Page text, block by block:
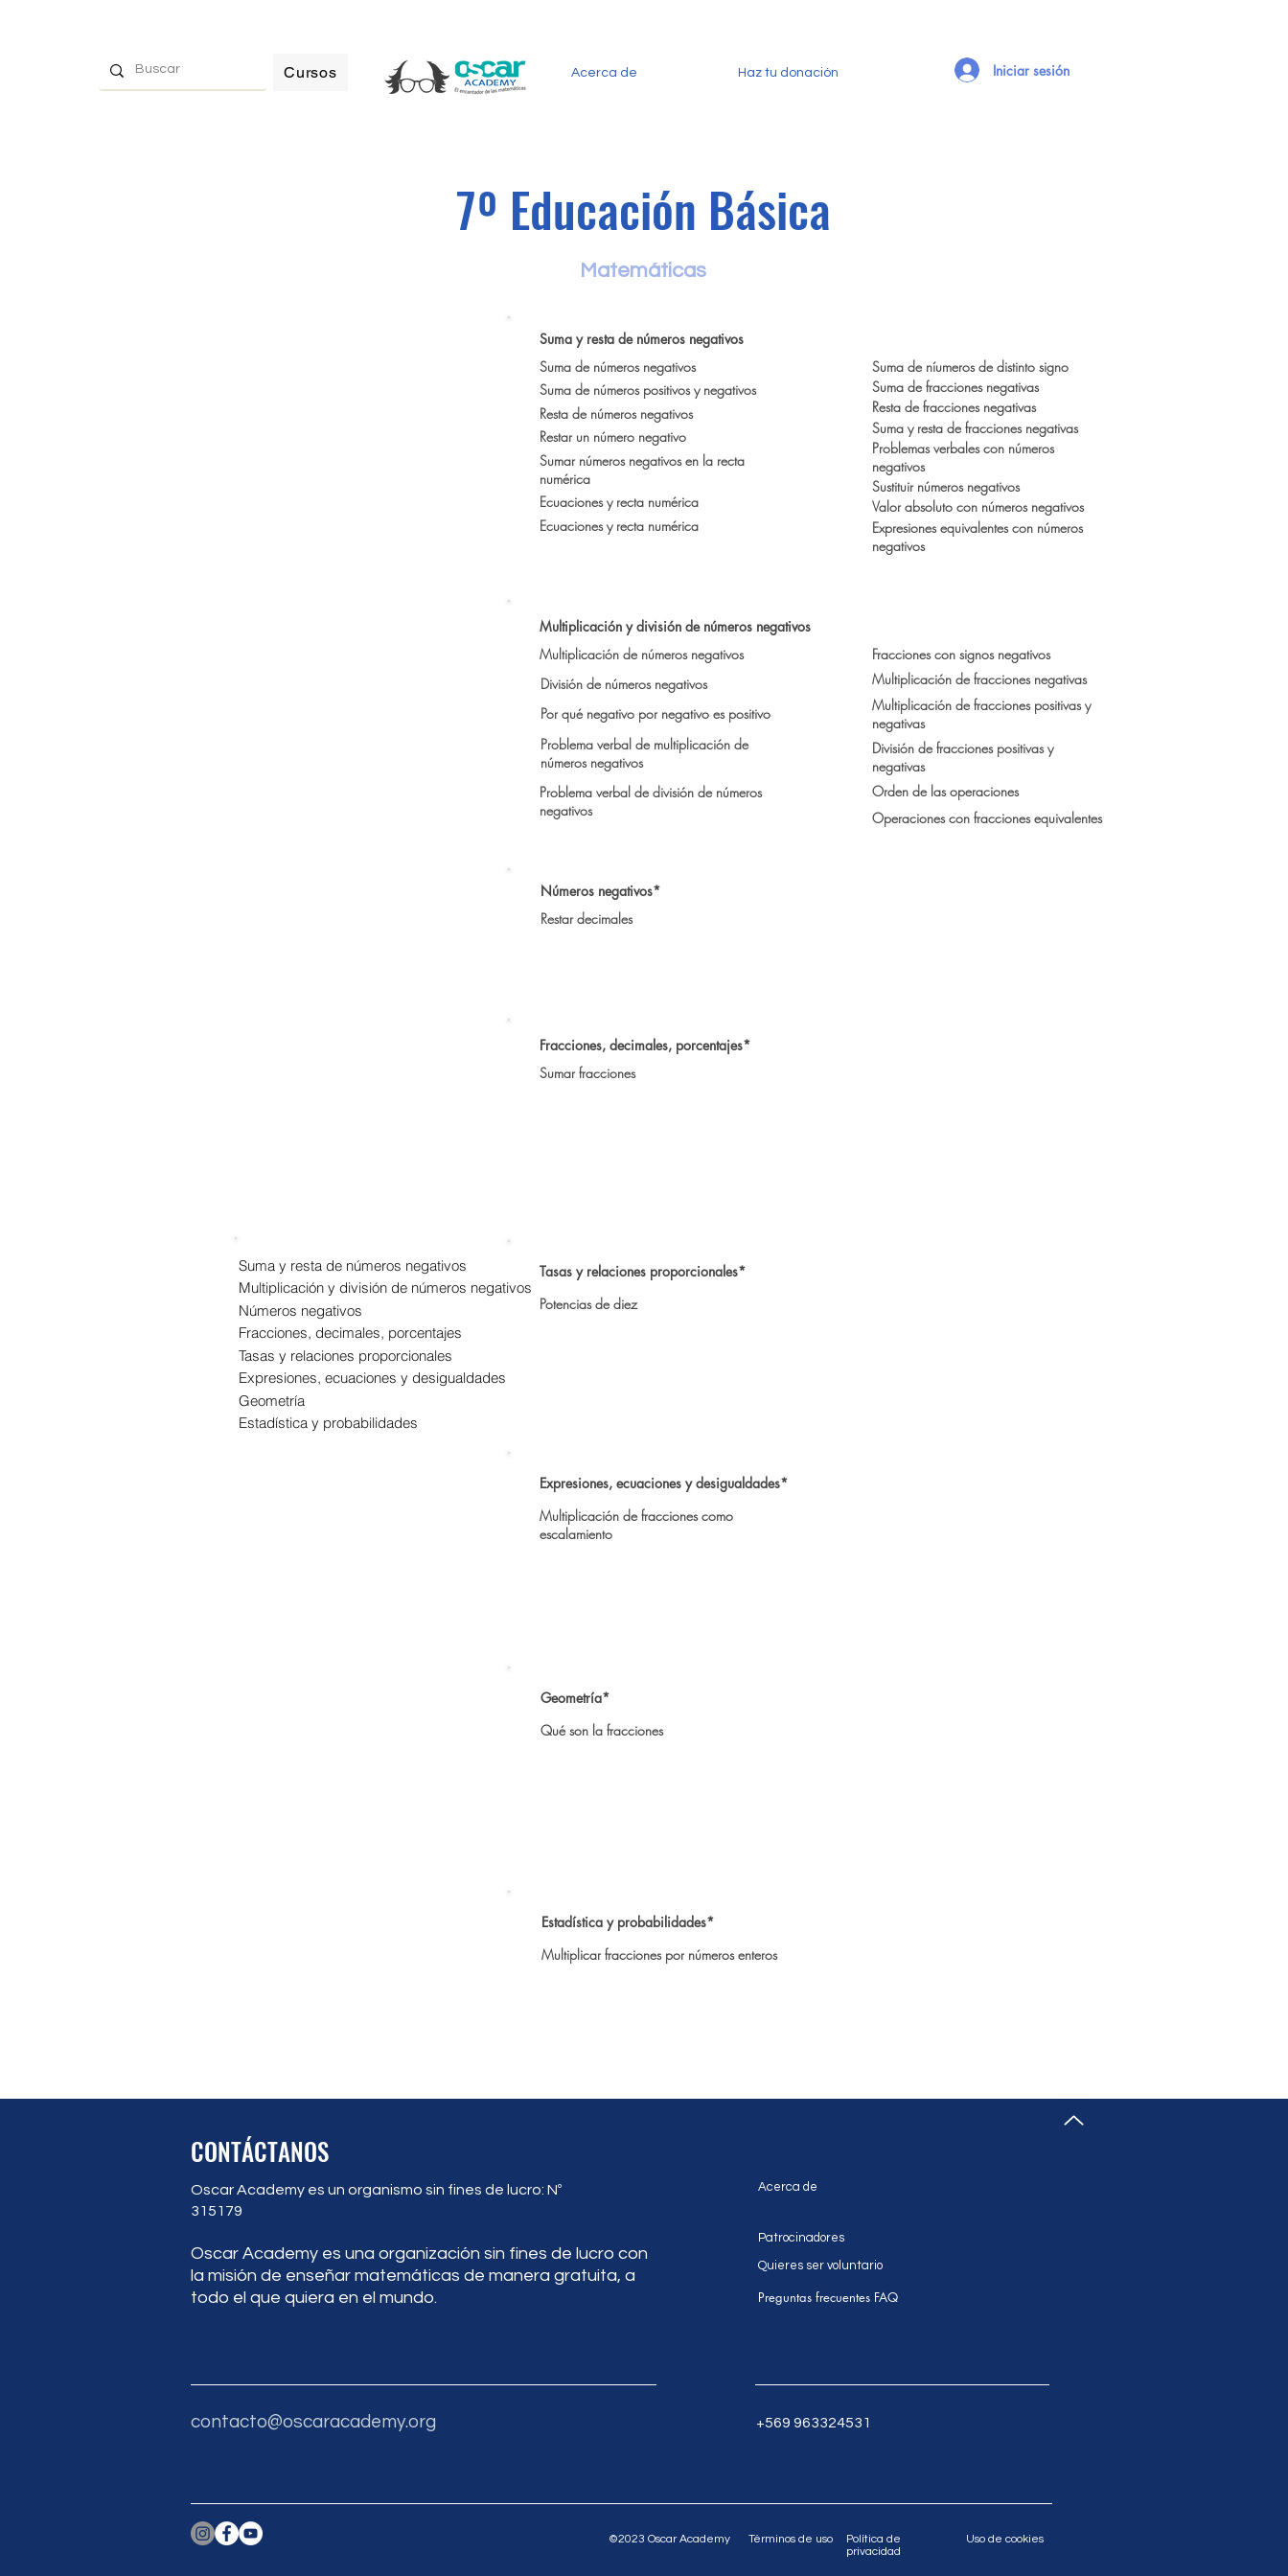
Cursos Acerca de Haz tu donación Iniciar sesión
Suma y resta de números negativos
Multiplicación y división de números negativos
Números negativos
Fracciones, decimales, porcentajes
Tasas y relaciones proporcionales
Expresiones, ecuaciones y desigualdades
Geometría
Estadística y probabilidades
7º Educación Básica
Matemáticas
Suma y resta de números negativos
Suma de números negativos
Suma de números positivos y negativos
Resta de números negativos
Restar un número negativo
Sumar números negativos en la recta
numérica
Ecuaciones y recta numérica
Ecuaciones y recta numérica
Suma de níumeros de distinto signo
Suma de fracciones negativas
Resta de fracciones negativas
Suma y resta de fracciones negativas
Problemas verbales con números
negativos
Sustituir números negativos
Valor absoluto con números negativos
Expresiones equivalentes con números
negativos
Multiplicación y división de números negativos
Multiplicación de números negativos
División de números negativos
Por qué negativo por negativo es positivo
Problema verbal de multiplicación de
números negativos
Problema verbal de división de números
negativos
Fracciones con signos negativos
Multiplicación de fracciones negativas
Multiplicación de fracciones positivas y
negativas
División de fracciones positivas y
negativas
Orden de las operaciones
Operaciones con fracciones equivalentes
Números negativos*
Restar decimales
Fracciones, decimales, porcentajes*
Sumar fracciones
Tasas y relaciones proporcionales*
Potencias de diez
Expresiones, ecuaciones y desigualdades*
Multiplicación de fracciones como
escalamiento
Geometría*
Qué son la fracciones
Estadística y probabilidades*
Multiplicar fracciones por números enteros
CONTÁCTANOS
Oscar Academy es un organismo sin fines de lucro: Nº
315179
Oscar Academy es una organización sin fines de lucro con
la misión de enseñar matemáticas de manera gratuita, a
todo el que quiera en el mundo.
contacto@oscaracademy.org
Acerca de
Patrocinadores
Quieres ser voluntario
Preguntas frecuentes FAQ
+569 963324531
©2023 Oscar Academy Términos de uso
Política de
privacidad
Uso de cookies